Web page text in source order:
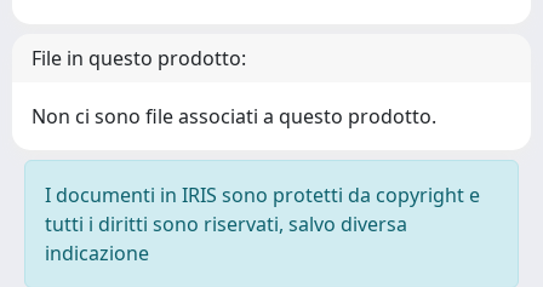
File in questo prodotto:
Non ci sono file associati a questo prodotto.
I documenti in IRIS sono protetti da copyright e
tutti i diritti sono riservati, salvo diversa
indicazione